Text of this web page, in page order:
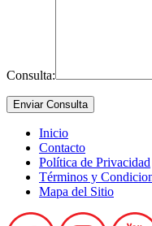
Consulta:
Inicio
Contacto
Política de Privacidad
Términos y
Mapa del Sitio